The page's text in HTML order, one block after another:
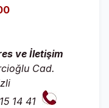
ve İletişim
Cad.
14 41